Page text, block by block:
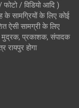
फोटो / विडियो आदि )
के सामग्रियों के लिए कोई
ऐसी सामग्री के लिए
मुद्रक, प्रकाशक, संपादक
रायपुर होगा